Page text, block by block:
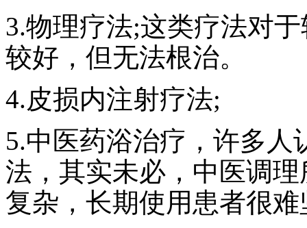
3.物理疗法;这类疗法对
较好，但无法根治。
4.皮损内注射疗法;
5.中医药浴治疗，许多
法，其实未必，中医调
复杂，长期使用患者很难